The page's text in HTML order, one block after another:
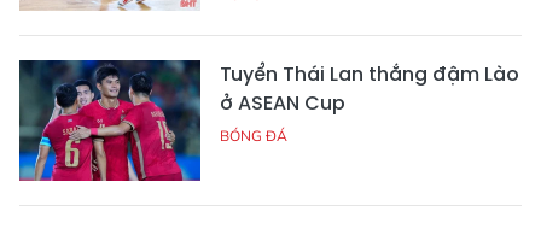
Tuyển Thái Lan thắng đậm Lào
ở ASEAN Cup
BÓNG ĐÁ